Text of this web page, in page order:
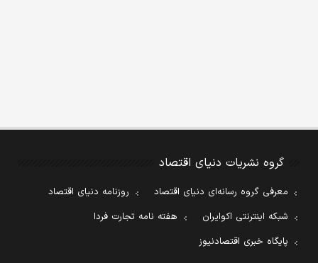
گروه نشریات دنیای اقتصاد
معرفی گروه رسانه‌ای دنیای اقتصاد
روزنامه دنیای اقتصاد
شبکه اینترنتی اکوایران
هفته نامه تجارت فردا
پایگاه خبری اقتصادنیوز